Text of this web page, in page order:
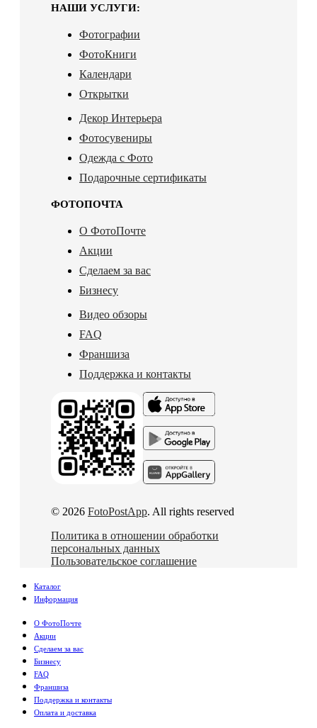
НАШИ УСЛУГИ:
Фотографии
ФотоКниги
Календари
Открытки
Декор Интерьера
Фотосувениры
Одежда с Фото
Подарочные сертификаты
ФОТОПОЧТА
О ФотоПочте
Акции
Сделаем за вас
Бизнесу
Видео обзоры
FAQ
Франшиза
Поддержка и контакты
© 2026 FotoPostApp. All rights reserved
Политика в отношении обработки
персональных данных
Пользовательское соглашение
Каталог
Информация
О ФотоПочте
Акции
Сделаем за вас
Бизнесу
FAQ
Франшиза
Поддержка и контакты
Оплата и доставка